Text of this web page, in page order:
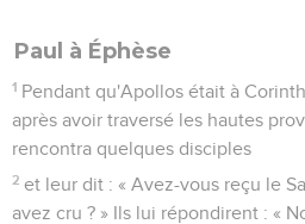
Paul à Éphèse
1 Pendant qu'Apollos était à
après avoir traversé les hautes
rencontra quelques disciples
2 et leur dit : « Avez-vous reçu le
avez cru ? » Ils lui répondirent : «